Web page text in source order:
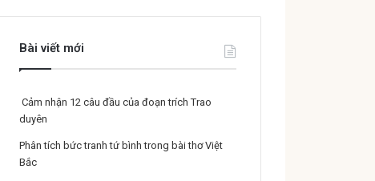
Bài viết mới
Cảm nhận 12 câu đầu của đoạn trích Trao
duyên
Phân tích bức tranh tứ bình trong bài thơ Việt
Bắc